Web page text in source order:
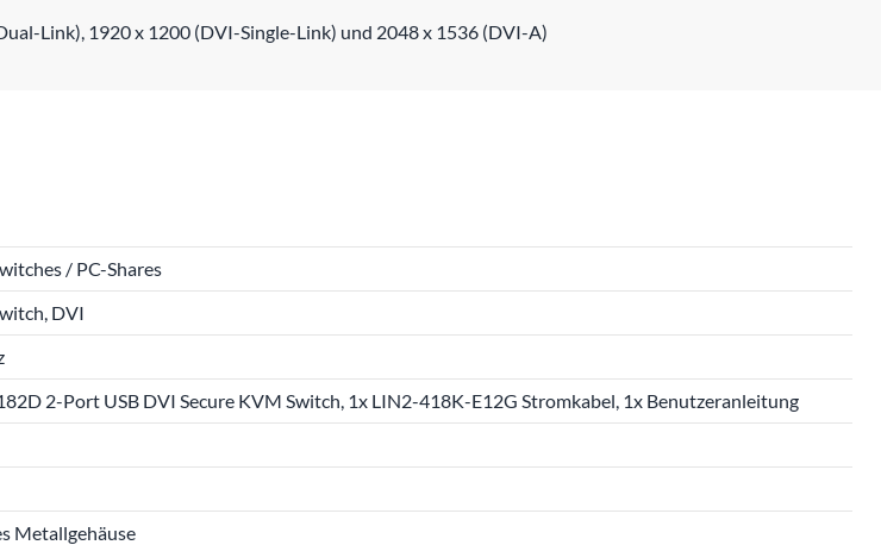
Link), 1920 x 1200 (DVI-Single-Link) und 2048 x 1536 (DVI-A)
/ PC-Shares
DVI
2-Port USB DVI Secure KVM Switch, 1x LIN2-418K-E12G Stromkabel, 1x Benutzeranleitung
Metallgehäuse